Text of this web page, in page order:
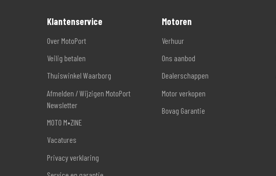
Klantenservice
Over MotoPort
Veilig betalen
Thuiswinkel Waarborg
Afmelden / Wijzigen MotoPort
Newsletter
MOTO M•ZINE
Vacatures
Privacy verklaring
Motoren
Verhuur
Ons aanbod
Dealerschappen
Motor verkopen
Bovag Garantie